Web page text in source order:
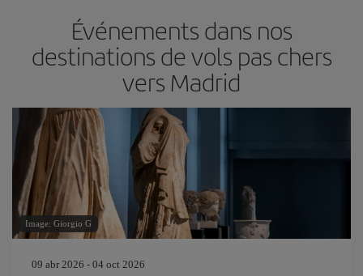
Événements dans nos
destinations de vols pas chers
vers Madrid
Image: Giorgio G
09 abr 2026 - 04 oct 2026